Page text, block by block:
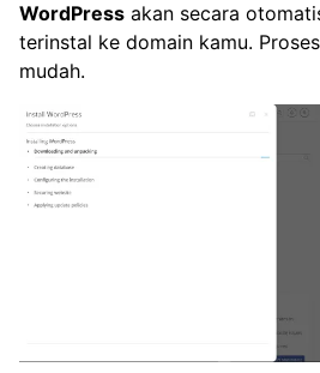
WordPress akan secara
terinstal ke domain kamu.
mudah.